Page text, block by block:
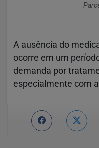
A ausência do
ocorre em um
demanda por
especialmente com